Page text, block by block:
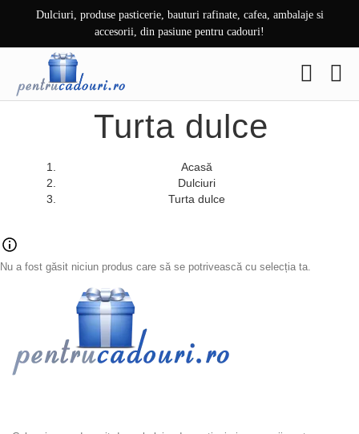
Dulciuri, produse pasticerie, bauturi rafinate, cafea, ambalaje si
accesorii, din pasiune pentru cadouri!
Turta dulce
Acasă
Dulciuri
Turta dulce
Nu a fost găsit niciun produs care să se potrivească cu selecția ta.